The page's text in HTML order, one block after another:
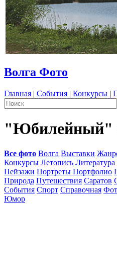
Волга Фото
Главная | События | Конкурсы |
"Юбилейный"
Все фото Волга Выставки
Конкурсы Летопись
Пейзажи Портреты Портфолио
Природа Путешествия Саратов
События Спорт Справочная
Юмор